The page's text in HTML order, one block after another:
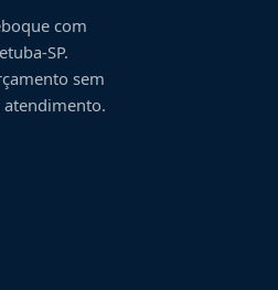
com
-SP.
sem